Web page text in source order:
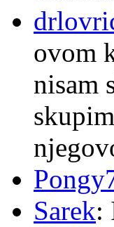
ovom
nisam
Sarek: